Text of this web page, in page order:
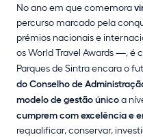
No ano em que comemora
percurso marcado pela
prémios nacionais e
os World Travel Awards —, é
Parques de Sintra encara o
do Conselho de
modelo de gestão únicoa
cumprem com excelência e
requalificar, conservar,